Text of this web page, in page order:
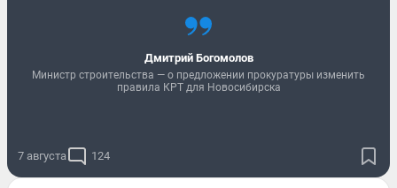
Дмитрий Богомолов
Министр строительства — о предложении прокуратуры изменить
правила КРТ для Новосибирска
7 августа 124